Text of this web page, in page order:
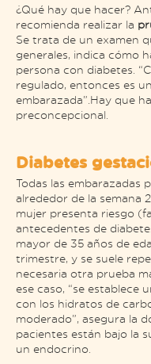
¿Qué hay que hacer?
recomienda realizar la
Se trata de un examen
generales, indica cómo
persona con diabetes.
regulado, entonces es
embarazada”.Hay que
preconcepcional.
Diabetes
Todas las embarazadas
alrededor de la semana
mujer presenta riesgo
antecedentes de
mayor de 35 años de
trimestre, y se suele
necesaria otra prueba
ese caso, “se establece
con los hidratos de
moderado”, asegura la
pacientes están bajo la
un endocrino.